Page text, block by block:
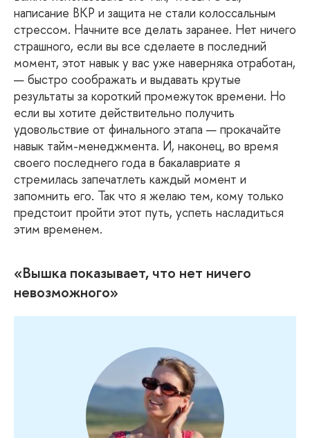
написание ВКР и защита не стали колоссальным
стрессом. Начните все делать заранее. Нет ничего
страшного, если вы все сделаете в последний
момент, этот навык у вас уже наверняка отработан,
— быстро соображать и выдавать крутые
результаты за короткий промежуток времени. Но
если вы хотите действительно получить
удовольствие от финального этапа — прокачайте
навык тайм-менеджмента. И, наконец, во время
своего последнего года в бакалавриате я
стремилась запечатлеть каждый момент и
запомнить его. Так что я желаю тем, кому только
предстоит пройти этот путь, успеть насладиться
этим временем.
«Вышка показывает, что нет ничего
невозможного»